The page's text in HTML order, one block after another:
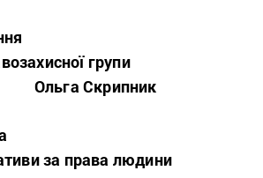
групи
за права людини